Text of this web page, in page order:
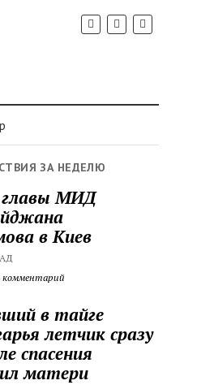
ЗА НЕДЕЛЮ
МИД
в Киев
в тайге
летчик сразу
спасения
матери